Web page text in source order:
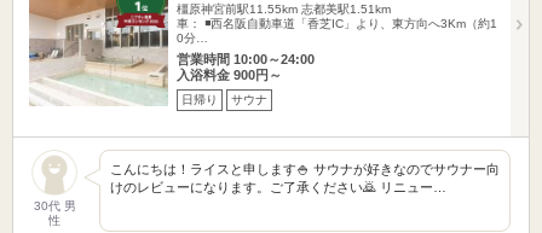
橿原神宮前駅11.55km 志都美駅1.51km
車： ◾️西名阪自動車道「香芝IC」より、東方向へ3Km（約1
0分…
営業時間 10:00～24:00
入浴料金 900円～
日帰り サウナ
30代 男
性
こんにちは！ライスと申します🍚 サウナが好きなのでサウナー向
けのレビューになります。ご了承ください🙇 リニュー…